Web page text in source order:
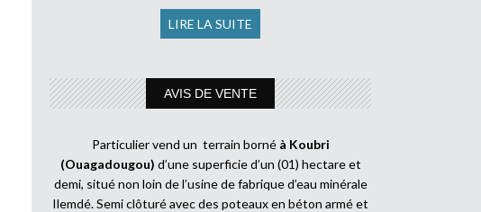
LIRE LA SUITE
AVIS DE VENTE
Particulier vend un terrain borné à Koubri
(Ouagadougou) d’une superficie d’un (01) hectare et
demi, situé non loin de l’usine de fabrique d’eau minérale
Ilemdé. Semi clôturé avec des poteaux en béton armé et